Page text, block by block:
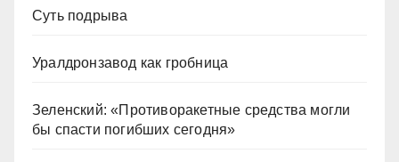
Суть подрыва
Уралдронзавод как гробница
Зеленский: «Противоракетные средства могли
бы спасти погибших сегодня»